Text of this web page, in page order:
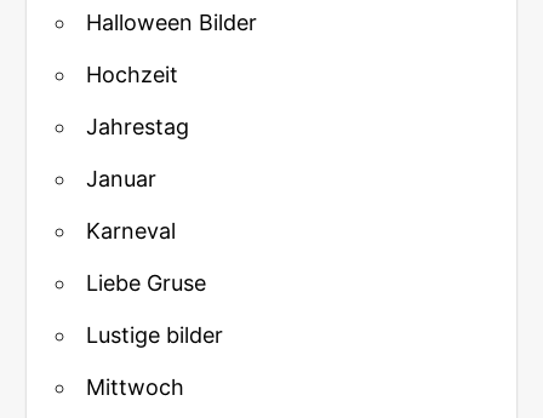
Halloween Bilder
Hochzeit
Jahrestag
Januar
Karneval
Liebe Gruse
Lustige bilder
Mittwoch